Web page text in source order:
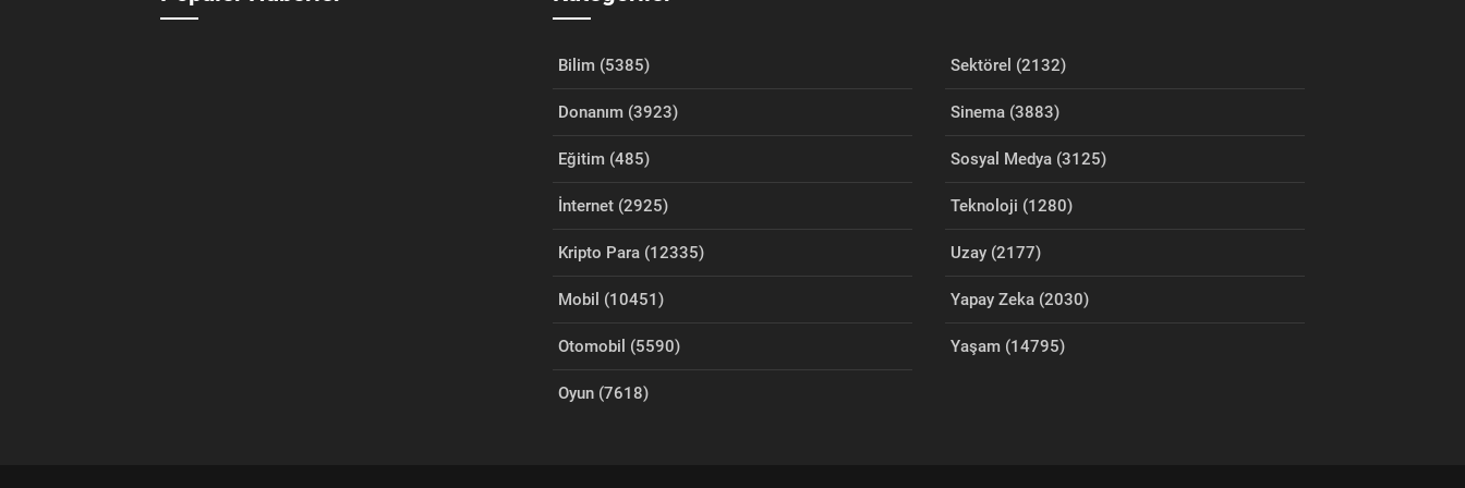
Bilim (5385)
Donanım (3923)
Eğitim (485)
İnternet (2925)
Kripto Para (12335)
Mobil (10451)
Otomobil (5590)
Oyun (7618)
Sektörel (2132)
Sinema (3883)
Sosyal Medya (3125)
Teknoloji (1280)
Uzay (2177)
Yapay Zeka (2030)
Yaşam (14795)